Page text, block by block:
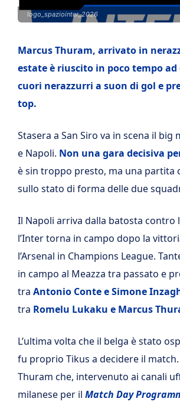
logo_spaziointer_2026
Marcus Thuram, arrivato in
estate è riuscito in poco tempo
cuori nerazzurri a suon di gol e
top.
Stasera a San Siro va in scena il
e Napoli. Non una gara decisiva
è sin troppo presto, ma una partita
sullo stato di forma delle due
Il Napoli arriva dalla batosta contro
l’Inter torna in campo dopo la
l’Arsenal in Champions League.
in campo al Meazza tra passato e
tra Antonio Conte e Simone
tra Romelu Lukaku e Marcus
L’ultima volta che il belga è stato
fu proprio Tikus a decidere il
Thuram che, intervenuto ai canali
milanese per il Match Day